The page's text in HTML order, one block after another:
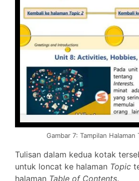
Gambar 7: Tampilan Halaman
Tulisan dalam kedua kotak
untuk loncat ke halaman Topic
halaman Table of Contents.